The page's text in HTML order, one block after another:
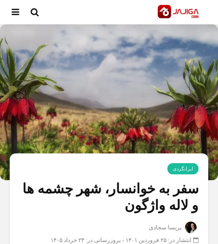
ایرانگردی
سفر به خوانسار، شهر چشمه ها
و لاله واژگون
پریسا سجادی
انتشار در: ۲۵ فروردین ۱۴۰۱
- بروزرسانی در: ۲۳ خرداد ۱۴۰۵